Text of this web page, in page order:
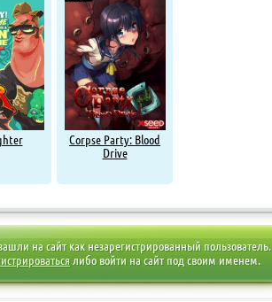
Corpse Party: Blood
Drive
на сайт как незарегистрированный пользователь.
либо войти на сайт под своим именем.